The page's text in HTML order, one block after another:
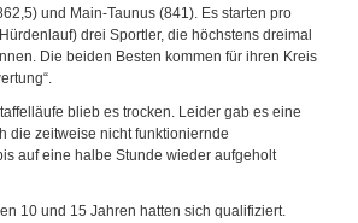
und Main-Taunus (841). Es starten pro
drei Sportler, die höchstens dreimal
Die beiden Besten kommen für ihren Kreis
blieb es trocken. Leider gab es eine
die zeitweise nicht funktioniernde
auf eine halbe Stunde wieder aufgeholt
10 und 15 Jahren hatten sich qualifiziert.